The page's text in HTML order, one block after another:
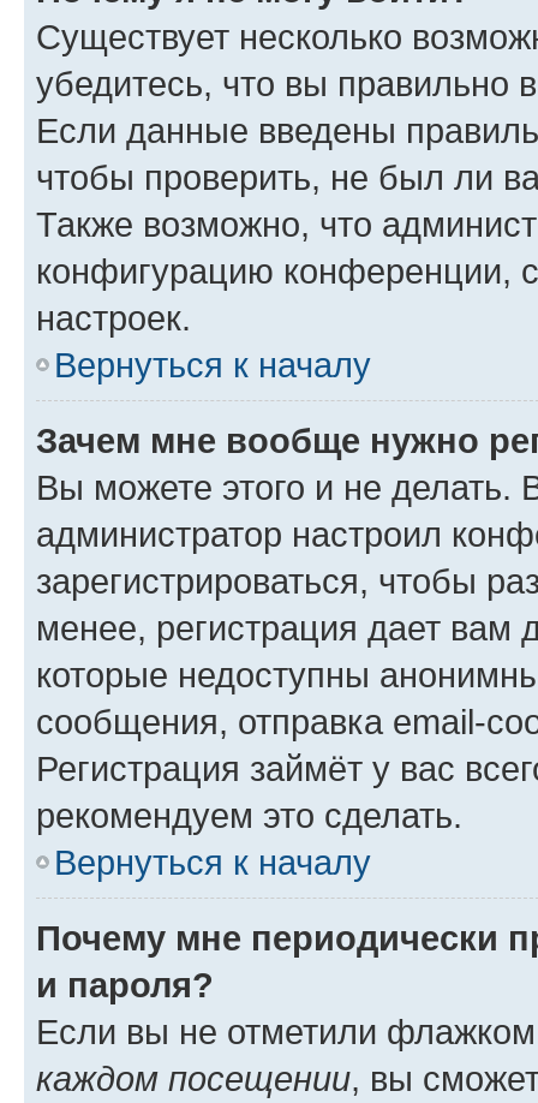
Существует несколько
убедитесь, что вы правильно
Если данные введены
чтобы проверить, не был ли
Также возможно, что
конфигурацию конференции,
настроек.
Вернуться к началу
Зачем мне вообще нужно
Вы можете этого и не делать.
администратор настроил
зарегистрироваться, чтобы
менее, регистрация дает вам
которые недоступны
сообщения, отправка email-
Регистрация займёт у вас
рекомендуем это сделать.
Вернуться к началу
Почему мне периодически
и пароля?
Если вы не отметили
каждом посещении, вы